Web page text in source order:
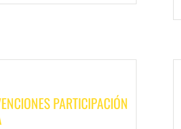
PARTICIPACIÓN